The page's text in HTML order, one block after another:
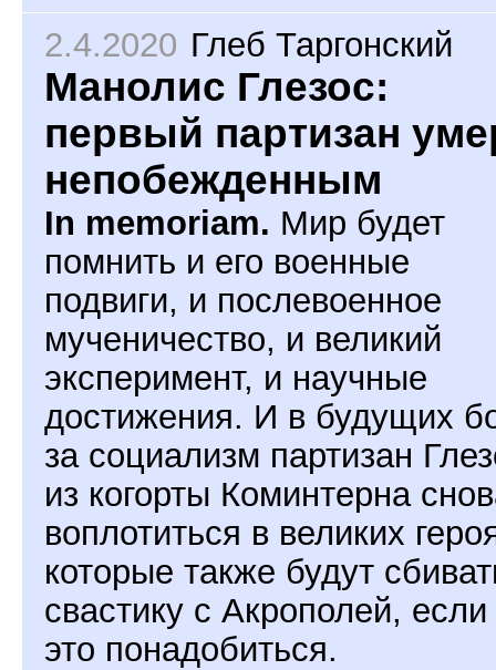
2.4.2020 Глеб Таргонский
Манолис Глезос:
первый партизан
непобежденным
In memoriam. Мир будет
помнить и его военные
подвиги, и послевоенное
мученичество, и великий
эксперимент, и научные
достижения. И в будущих
за социализм партизан
из когорты Коминтерна
воплотиться в великих
которые также будут
свастику с Акрополей, если
это понадобиться.